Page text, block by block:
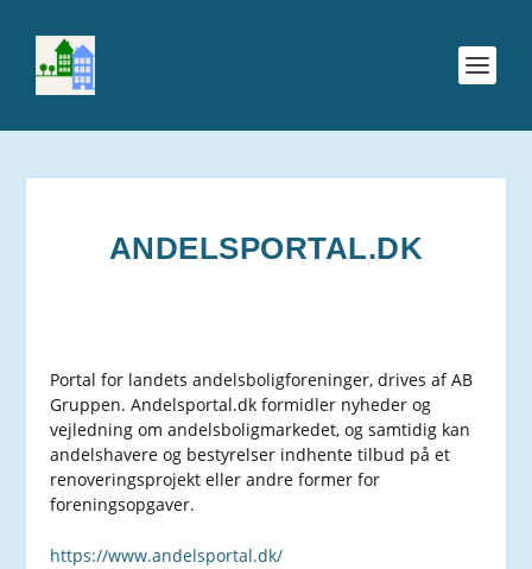
ANDELSPORTAL.DK
Portal for landets andelsboligforeninger, drives af AB
Gruppen. Andelsportal.dk formidler nyheder og
vejledning om andelsboligmarkedet, og samtidig kan
andelshavere og bestyrelser indhente tilbud på et
renoveringsprojekt eller andre former for
foreningsopgaver.
https://www.andelsportal.dk/